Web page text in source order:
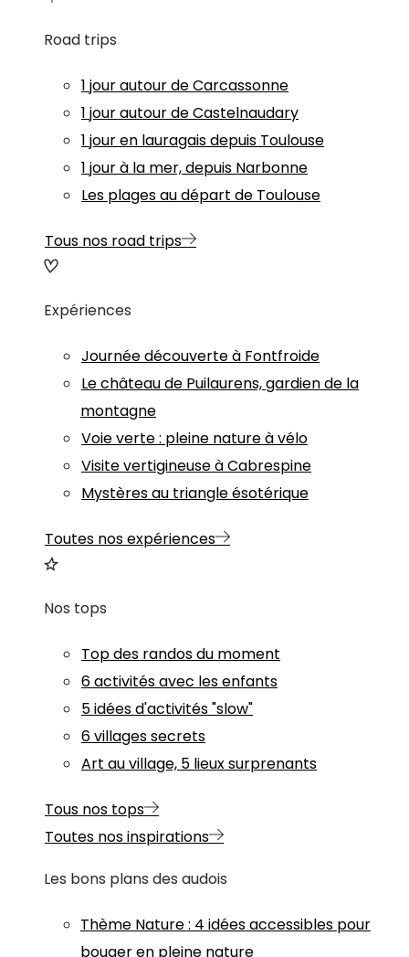
Road trips
1 jour autour de Carcassonne
1 jour autour de Castelnaudary
1 jour en lauragais depuis Toulouse
1 jour à la mer, depuis Narbonne
Les plages au départ de Toulouse
Tous nos road trips
Expériences
Journée découverte à Fontfroide
Le château de Puilaurens, gardien de la
montagne
Voie verte : pleine nature à vélo
Visite vertigineuse à Cabrespine
Mystères au triangle ésotérique
Toutes nos expériences
Nos tops
Top des randos du moment
6 activités avec les enfants
5 idées d'activités "slow"
6 villages secrets
Art au village, 5 lieux surprenants
Tous nos tops
Toutes nos inspirations
Les bons plans des audois
Thème Nature: 4 idées accessibles pour
bouger en pleine nature